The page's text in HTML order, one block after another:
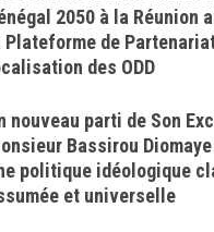
2050 à la Réunion
Plateforme de
des ODD
nouveau parti de Son
Bassirou
politique idéologique
et universelle